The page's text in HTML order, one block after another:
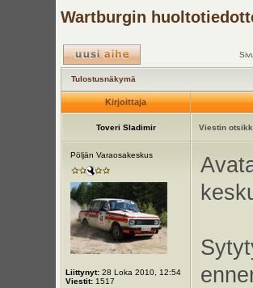
Wartburgin
Tulostusnäkymä
Kirjoittaja
Toveri Sladimir Viestin
Pöljän Varaosakeskus
Liittynyt:28 Loka 2010, 12:54
Viestit:1517